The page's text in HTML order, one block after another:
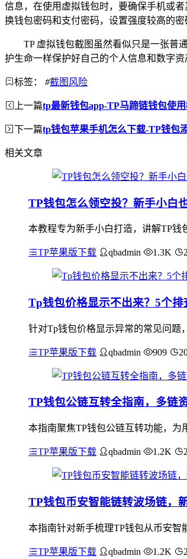
信息，在使用虚拟钱包时，要确保手机或
换钱包密码和支付密码，设置强度较高的
TP 虚拟钱包截图虽然看似只是一张普
护生命一样保护好自己的个人信息和数字
标签： #截图风险
上一篇tp最新钱包app-TP马蹄链钱包使
下一篇tp钱包苹果手机怎么下载-TP钱包
相关文章
TP钱包怎么领空投？新手小白
本教程专为新手小白打造，讲解TP
TP苹果版下载 qbadmin 1.3K
Tp钱包价格显示不出来？5个排
针对Tp钱包价格显示异常的常见问题
TP苹果版下载 qbadmin 909
TP钱包公链互转全指南，多链
本指南聚焦TP钱包公链互转功能，
TP苹果版下载 qbadmin 1.2K
TP钱包币安智能链转波场链，
本指南针对新手梳理TP钱包从币安智
TP苹果版下载 qbadmin 1.2K